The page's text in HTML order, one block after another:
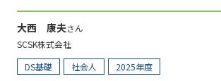
大西 康夫さん
SCSK株式会社
DS基礎
社会人 2025年度